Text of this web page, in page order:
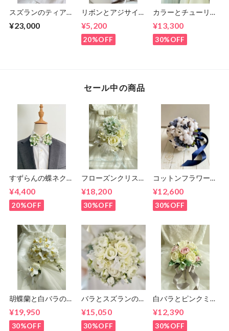
スズランのティアド
トニア
¥23,000
リボンとアジサイの
パーツセット
¥5,200
20%OFF
カラーとチューリッ
韓国風（ブーケとブ
ートニアのセット）
¥13,300
30%OFF
セール中の商品
すずらんの蝶ネクタ
¥4,400
20%OFF
フローズンクリスマ
ブーケ（ブートニア
付き）
¥18,200
30%OFF
コットンフラワー
ーケとブートニアの
セット）
¥12,600
30%OFF
胡蝶蘭と白バラのキ
¥19,950
30%OFF
バラとスズランのラ
ケとブートニアのセ
ット）
¥15,050
30%OFF
白バラとピンクミニ
ケとブートニアのセ
ット
¥12,390
30%OFF